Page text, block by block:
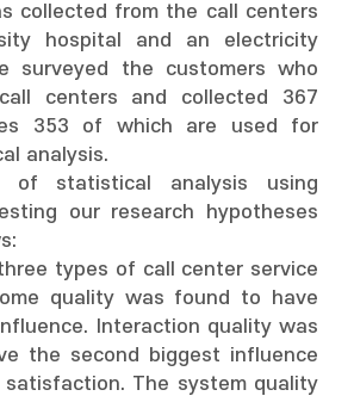
collected from the call centers
hospital and an electricity
surveyed the customers who
centers and collected 367
353 of which are used for
analysis.
of statistical analysis using
our research hypotheses
types of call center service
quality was found to have
Interaction quality was
the second biggest influence
satisfaction. The system quality